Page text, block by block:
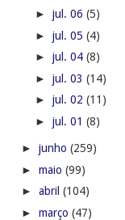
► jul. 06 (5)
► jul. 05 (4)
► jul. 04 (8)
► jul. 03 (14)
► jul. 02 (11)
► jul. 01 (8)
► junho (259)
► maio (99)
► abril (104)
► março (47)